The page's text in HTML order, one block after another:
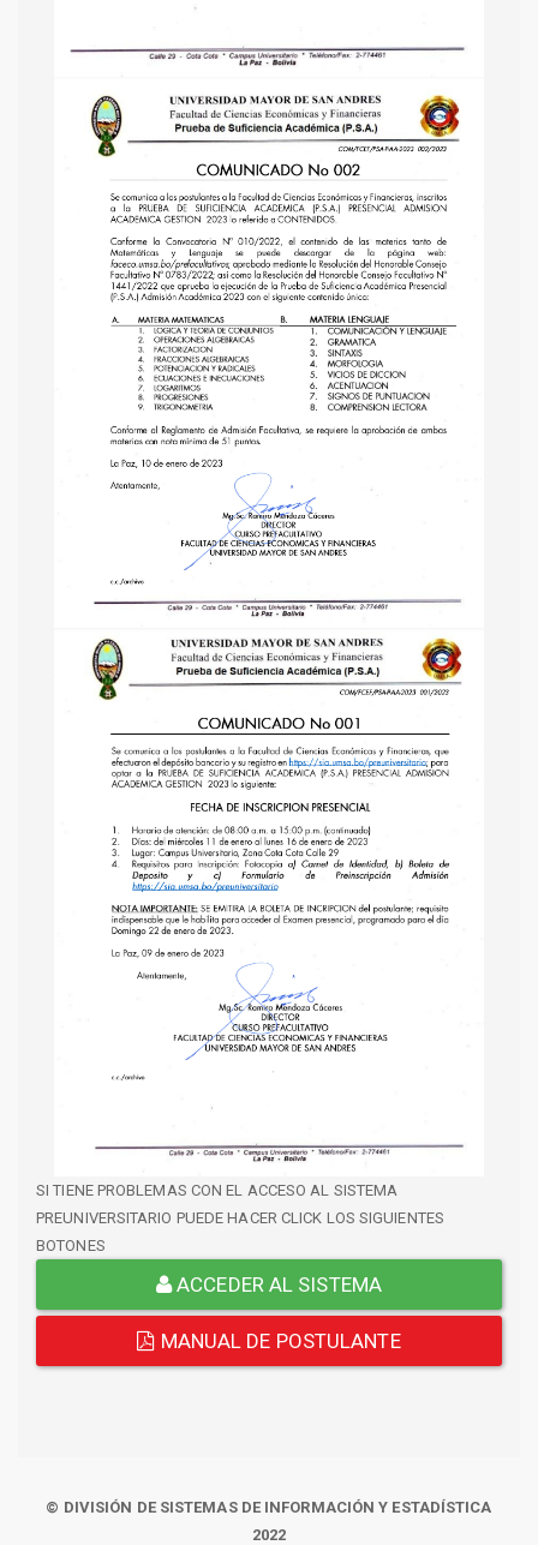
SI TIENE PROBLEMAS CON EL ACCESO AL SISTEMA
PREUNIVERSITARIO PUEDE HACER CLICK LOS SIGUIENTES
BOTONES
ACCEDER AL SISTEMA
MANUAL DE POSTULANTE
© DIVISIÓN DE SISTEMAS DE INFORMACIÓN Y ESTADÍSTICA
2022